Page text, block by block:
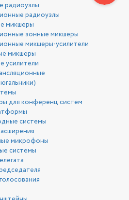
радиоузлы
радиоузлы
микшеры
зонные микшеры
микшеры-усилители
микшеры
усилители
для конференц систем
системы
микрофоны
системы